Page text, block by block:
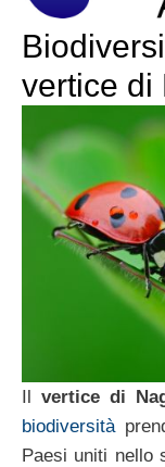
vertice di
Il vertice di
biodiversità
Paesi uniti nello